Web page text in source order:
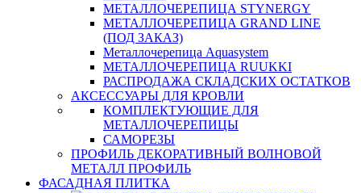
МЕТАЛЛОЧЕРЕПИЦА STYNERGY
МЕТАЛЛОЧЕРЕПИЦА GRAND LINE
(ПОД ЗАКАЗ)
Металлочерепица Aquasystem
МЕТАЛЛОЧЕРЕПИЦА RUUKKI
РАСПРОДАЖА СКЛАДСКИХ ОСТАТКОВ
АКСЕССУАРЫ ДЛЯ КРОВЛИ
КОМПЛЕКТУЮЩИЕ ДЛЯ
МЕТАЛЛОЧЕРЕПИЦЫ
САМОРЕЗЫ
ПРОФИЛЬ ДЕКОРАТИВНЫЙ ВОЛНОВОЙ
МЕТАЛЛ ПРОФИЛЬ
ФАСАДНАЯ ПЛИТКА